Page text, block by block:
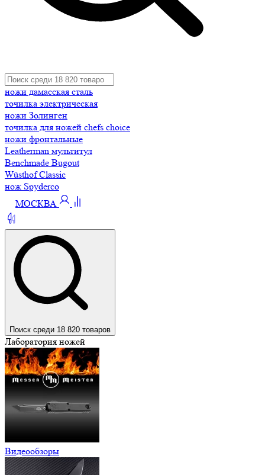
ножи дамасская сталь
точилка электрическая
ножи Золинген
точилка для ножей chefs choice
ножи фронтальные
Leatherman мультитул
Benchmade Bugout
Wüsthof Classic
нож Spyderco
МОСКВА
Поиск среди 18 820 товаров
Лаборатория ножей
Видеообзоры